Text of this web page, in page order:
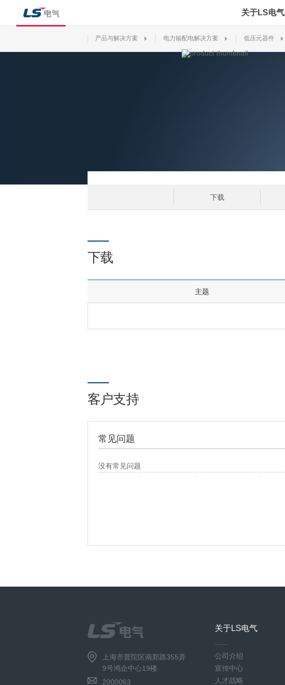
关于LS电气
产品与解决方案 电力输配电解决方案 低压元器件
下载
下载
主题
客户支持
常见问题
没有常见问题
上海市普陀区南郑路355弄
9号鸿企中心19楼
2000063
关于LS电气
公司介绍
宣传中心
人才战略